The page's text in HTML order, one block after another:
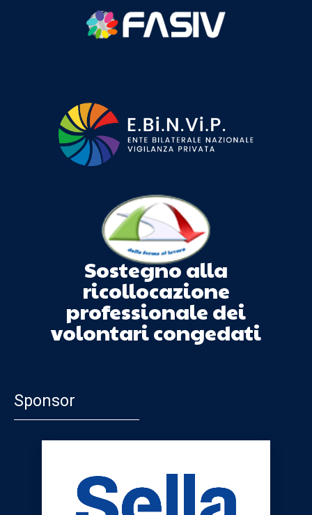
Sostegno alla
ricollocazione
professionale dei
volontari congedati
Sponsor